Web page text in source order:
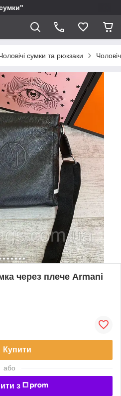
сумки та рюкзаки
через плече Armani
Купити
або
з